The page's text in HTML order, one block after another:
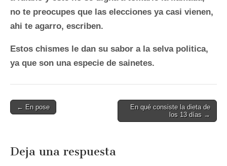
no te preocupes que las elecciones ya casi vienen,
ahi te agarro, escriben.
Estos chismes le dan su sabor a la selva politica,
ya que son una especie de sainetes.
Post
← En pose
En qué consiste la dieta de
los 13 días →
Deja una respuesta